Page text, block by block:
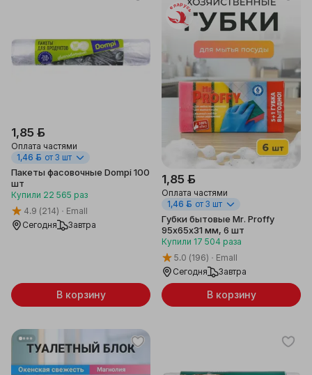
1,85 ƃ
Оплата частями
1,46 ƃ от 3 шт
Пакеты фасовочные Dompi 100
шт
Купили 22 565 раз
4.9 (214)
Emall
Сегодня
Завтра
В корзину
Беларусь
1,85 ƃ
Оплата частями
1,46 ƃ от 3 шт
Губки бытовые Mr. Proffy
95х65х31 мм, 6 шт
Купили 17 504 раза
5.0 (196)
Emall
Сегодня
Завтра
В корзину